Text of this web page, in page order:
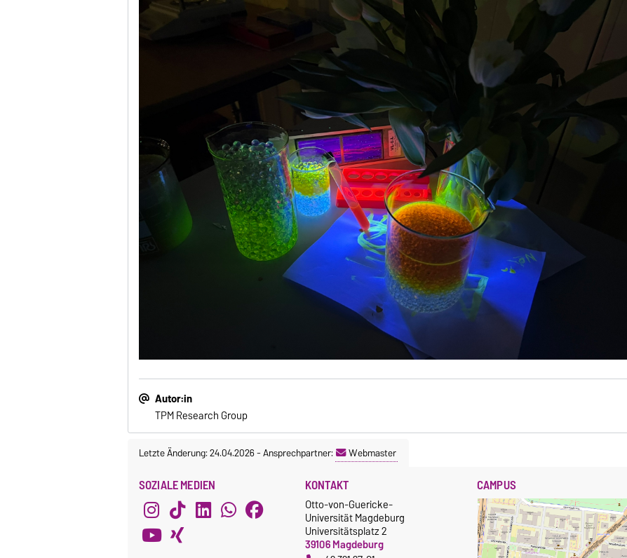
Autor:in
TPM Research Group
Letzte Änderung: 24.04.2026-Ansprechpartner: Webmaster
SOZIALE MEDIEN KONTAKT
Otto-von-Guericke-
Universität Magdeburg
Universitätsplatz 2
39106 Magdeburg
CAMPUS